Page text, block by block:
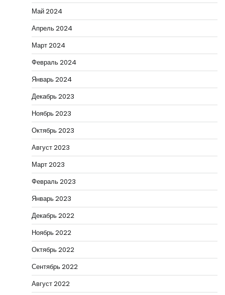
Май 2024
Апрель 2024
Март 2024
Февраль 2024
Январь 2024
Декабрь 2023
Ноябрь 2023
Октябрь 2023
Август 2023
Март 2023
Февраль 2023
Январь 2023
Декабрь 2022
Ноябрь 2022
Октябрь 2022
Сентябрь 2022
Август 2022